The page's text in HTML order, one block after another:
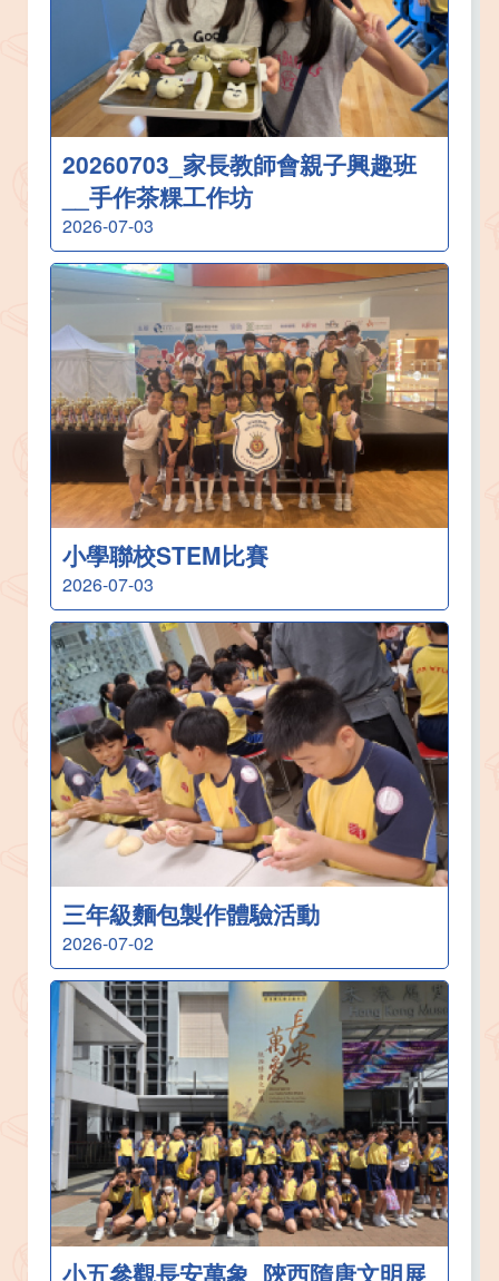
20260703_家長教師會親子興趣班
__手作茶粿工作坊
2026-07-03
小學聯校STEM比賽
2026-07-03
三年級麵包製作體驗活動
2026-07-02
小五參觀長安萬象_陝西隋唐文明展